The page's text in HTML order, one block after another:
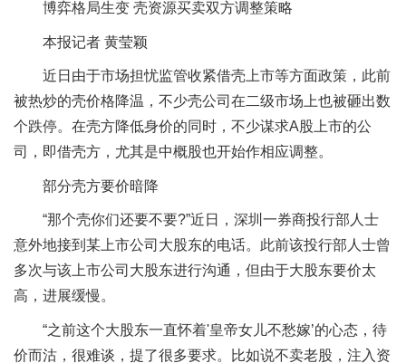
博弈格局生变 壳资源买卖双方调整策略
本报记者 黄莹颖
近日由于市场担忧监管收紧借壳上市等方面政策，此前
被热炒的壳价格降温，不少壳公司在二级市场上也被砸出数
个跌停。在壳方降低身价的同时，不少谋求A股上市的公
司，即借壳方，尤其是中概股也开始作相应调整。
部分壳方要价暗降
“那个壳你们还要不要?”近日，深圳一券商投行部人士
意外地接到某上市公司大股东的电话。此前该投行部人士曾
多次与该上市公司大股东进行沟通，但由于大股东要价太
高，进展缓慢。
“之前这个大股东一直怀着'皇帝女儿不愁嫁’的心态，待
价而沽，很难谈，提了很多要求。比如说不卖老股，注入资